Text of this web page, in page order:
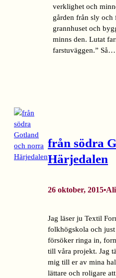
verklighet och
gården från sly och
grannhuset och
minns den. Lutat
farstuväggen.” Så…
från södra
Härjedalen
26 oktober, 2015•
Jag läser ju Textil
folkhögskola och
försöker ringa in,
till våra projekt. Jag
mig till er av mina
lättare och roligare